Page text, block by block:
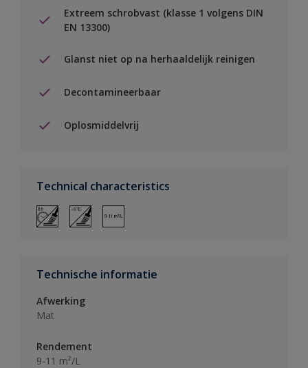
Extreem schrobvast (klasse 1 volgens DIN
EN 13300)
Glanst niet op na herhaaldelijk reinigen
Decontamineerbaar
Oplosmiddelvrij
Technical characteristics
Technische informatie
Afwerking
Mat
Rendement
9-11 m²/L